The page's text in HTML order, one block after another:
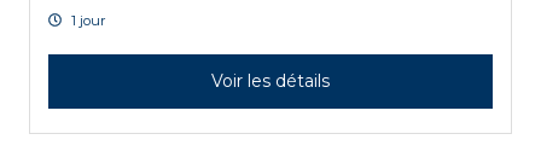
1 jour
Voir les détails